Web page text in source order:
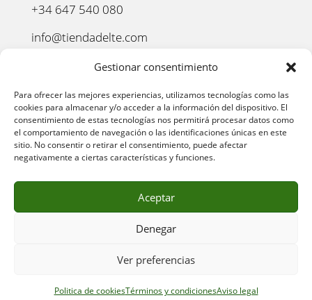
Gestionar consentimiento
Para ofrecer las mejores experiencias, utilizamos tecnologías como las
cookies para almacenar y/o acceder a la información del dispositivo. El
consentimiento de estas tecnologías nos permitirá procesar datos como
el comportamiento de navegación o las identificaciones únicas en este
sitio. No consentir o retirar el consentimiento, puede afectar
negativamente a ciertas características y funciones.
Aceptar
Denegar
Ver preferencias
Politica de cookiesTérminos y condicionesAviso legal
+34 647 540 080
info@tiendadelte.com
Punto oficial de recogida:
C. Pozo, 13, 24003. León
POLÍTICA DE PRIVACIDAD
POLÍTICA DE COMPRA
ENVÍO Y ENTREGA TÉRMINOS Y CONDICIONES